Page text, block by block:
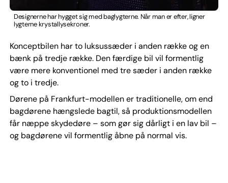
Designerne har hygget sig med baglygterne. Når man er efter, ligner
lygterne krystallysekroner.
Konceptbilen har to luksussæder i anden række og en
bænk på tredje række. Den færdige bil vil formentlig
være mere konventionel med tre sæder i anden række
og to i tredje.
Dørene på Frankfurt-modellen er traditionelle, om end
bagdørene hængslede bagtil, så produktionsmodellen
får næppe skydedøre – som gør sig dårligt i en lav bil –
og bagdørene vil formentlig åbne på normal vis.